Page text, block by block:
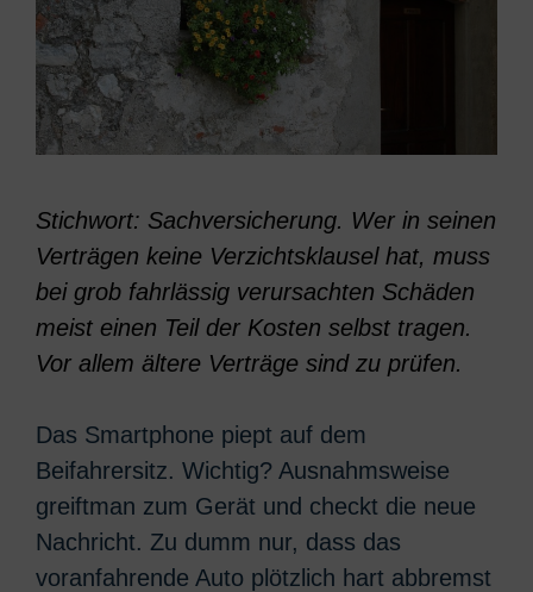
Stichwort: Sachversicherung. Wer in seinen
Verträgen keine Verzichtsklausel hat, muss
bei grob fahrlässig verursachten Schäden
meist einen Teil der Kosten selbst tragen.
Vor allem ältere Verträge sind zu prüfen.
Das Smartphone piept auf dem
Beifahrersitz. Wichtig? Ausnahmsweise
greiftman zum Gerät und checkt die neue
Nachricht. Zu dumm nur, dass das
voranfahrende Auto plötzlich hart abbremst